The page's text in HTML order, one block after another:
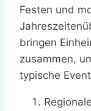
Festen und
bringen
zusammen,
typische